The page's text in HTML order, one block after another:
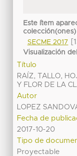
Este ítem
colección(ones)
SECME 2017
Visualización
Título
RAÍZ, TALLO,
Y FLOR DE LA
Autor
LOPEZ
Fecha de
2017-10-20
Tipo de
Proyectable